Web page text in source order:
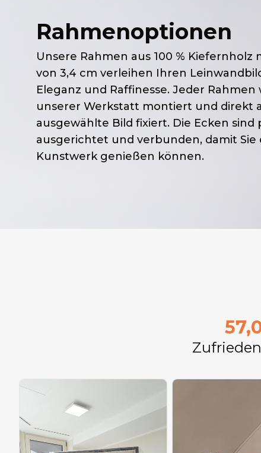
Rahmenoptionen
Unsere Rahmen aus 100 % Kiefernholz
von 3,4 cm verleihen Ihren
Eleganz und Raffinesse. Jeder
unserer Werkstatt montiert und direkt
ausgewählte Bild fixiert. Die Ecken sind
ausgerichtet und verbunden, damit Sie
Kunstwerk genießen können.